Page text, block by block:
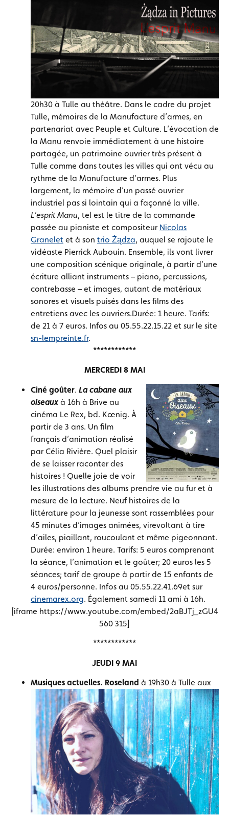
20h30 à Tulle au théâtre. Dans le cadre du projet
Tulle, mémoires de la Manufacture d’armes, en
partenariat avec Peuple et Culture. L’évocation de
la Manu renvoie immédiatement à une histoire
partagée, un patrimoine ouvrier très présent à
Tulle comme dans toutes les villes qui ont vécu au
rythme de la Manufacture d’armes. Plus
largement, la mémoire d’un passé ouvrier
industriel pas si lointain qui a façonné la ville.
L’esprit Manu, tel est le titre de la commande
passée au pianiste et compositeur Nicolas
Granelet et à son trio Żądza, auquel se rajoute le
vidéaste Pierrick Aubouin. Ensemble, ils vont livrer
une composition scénique originale, à partir d’une
écriture alliant instruments – piano, percussions,
contrebasse – et images, autant de matériaux
sonores et visuels puisés dans les films des
entretiens avec les ouvriers.Durée: 1 heure. Tarifs:
de 21 à 7 euros. Infos au 05.55.22.15.22 et sur le site
sn-lempreinte.fr.
************
MERCREDI 8 MAI
Ciné goûter. La cabane aux
oiseaux à 16h à Brive au
cinéma Le Rex, bd. Kœnig. À
partir de 3 ans. Un film
français d’animation réalisé
par Célia Rivière. Quel plaisir
de se laisser raconter des
histoires ! Quelle joie de voir
les illustrations des albums prendre vie au fur et à
mesure de la lecture. Neuf histoires de la
littérature pour la jeunesse sont rassemblées pour
45 minutes d’images animées, virevoltant à tire
d’ailes, piaillant, roucoulant et même pigeonnant.
Durée: environ 1 heure. Tarifs: 5 euros comprenant
la séance, l’animation et le goûter; 20 euros les 5
séances; tarif de groupe à partir de 15 enfants de
4 euros/personne. Infos au 05.55.22.41.69et sur
cinemarex.org. Également samedi 11 ami à 16h.
[iframe https://www.youtube.com/embed/2aBJTj_zGU4
560 315]
************
JEUDI 9 MAI
Musiques actuelles. Roseland à 19h30 à Tulle aux